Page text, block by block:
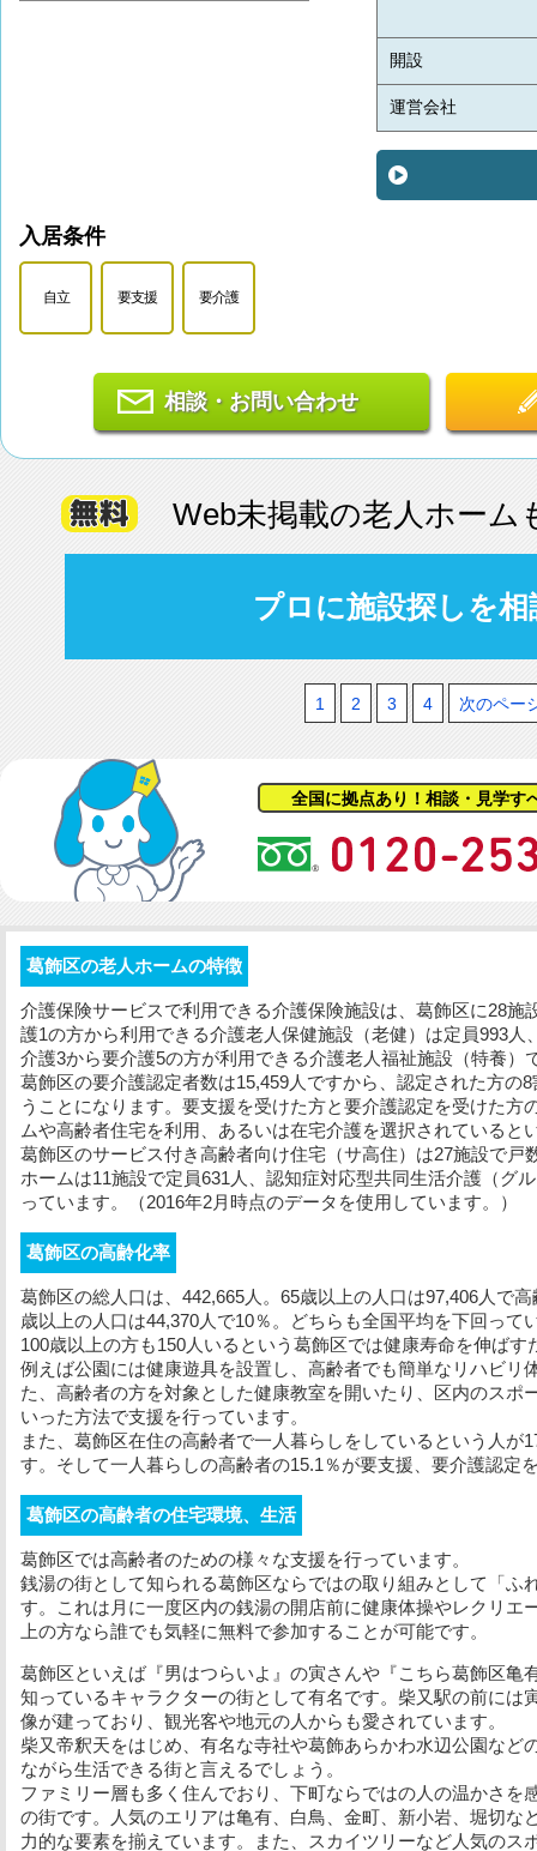
開設
運営会社
入居条件
自立 要支援 要介護
相談・お問い合わせ
Web未掲載の老人ホーム
プロに施設探しを
1 2 3 4 次のペー
全国に拠点あり！相談・見学す
葛飾区の老人ホームの特徴
介護保険サービスで利用できる介護保険施設は、葛飾区に28施
護1の方から利用できる介護老人保健施設（老健）は定員993
介護3から要介護5の方が利用できる介護老人福祉施設（特養）
葛飾区の要介護認定者数は15,459人ですから、認定された方の
うことになります。要支援を受けた方と要介護認定を受けた方
ムや高齢者住宅を利用、あるいは在宅介護を選択されていると
葛飾区のサービス付き高齢者向け住宅（サ高住）は27施設で戸
ホームは11施設で定員631人、認知症対応型共同生活介護（グ
っています。（2016年2月時点のデータを使用しています。）
葛飾区の高齢化率
葛飾区の総人口は、442,665人。65歳以上の人口は97,406人で
歳以上の人口は44,370人で10％。どちらも全国平均を下回って
100歳以上の方も150人いるという葛飾区では健康寿命を伸ば
例えば公園には健康遊具を設置し、高齢者でも簡単なリハビリ
た、高齢者の方を対象とした健康教室を開いたり、区内のスポ
いった方法で支援を行っています。
また、葛飾区在住の高齢者で一人暮らしをしているという人が
す。そして一人暮らしの高齢者の15.1％が要支援、要介護認定
葛飾区の高齢者の住宅環境、生活
葛飾区では高齢者のための様々な支援を行っています。
銭湯の街として知られる葛飾区ならではの取り組みとして「ふ
す。これは月に一度区内の銭湯の開店前に健康体操やレクリエ
上の方なら誰でも気軽に無料で参加することが可能です。
葛飾区といえば『男はつらいよ』の寅さんや『こちら葛飾区亀
知っているキャラクターの街として有名です。柴又駅の前には
像が建っており、観光客や地元の人からも愛されています。
柴又帝釈天をはじめ、有名な寺社や葛飾あらかわ水辺公園など
ながら生活できる街と言えるでしょう。
ファミリー層も多く住んでおり、下町ならではの人の温かさを
の街です。人気のエリアは亀有、白鳥、金町、新小岩、堀切な
力的な要素を揃えています。また、スカイツリーなど人気のス